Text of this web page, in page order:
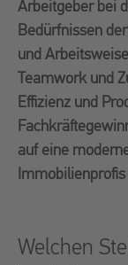
Arbeitgeber bei
Bedürfnissen
und
Teamwork und
Effizienz und
auf eine
Immobilienprofis
Welchen